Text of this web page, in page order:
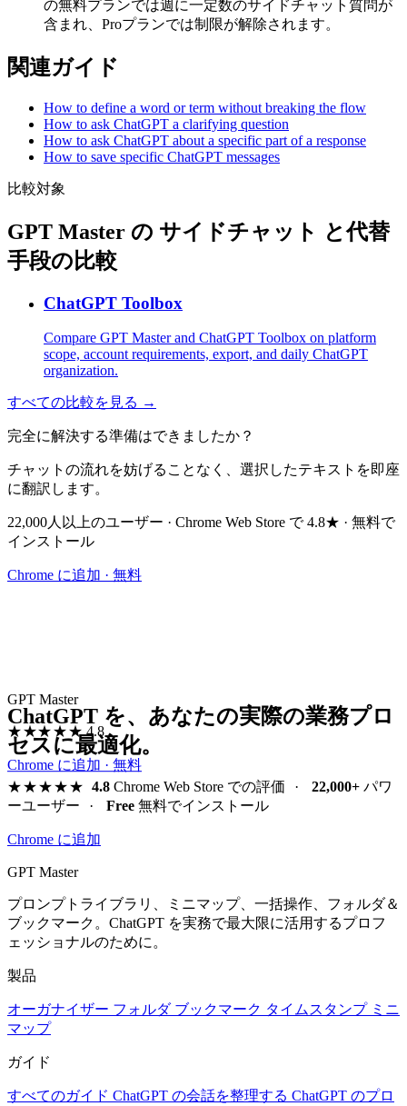
の無料プランでは週に一定数のサイドチャット質問が
含まれ、Proプランでは制限が解除されます。
関連ガイド
How to define a word or term without breaking the flow
How to ask ChatGPT a clarifying question
How to ask ChatGPT about a specific part of a response
How to save specific ChatGPT messages
比較対象
GPT Master の サイドチャット と代替
手段の比較
ChatGPT Toolbox
Compare GPT Master and ChatGPT Toolbox on platform
scope, account requirements, export, and daily ChatGPT
organization.
すべての比較を見る →
完全に解決する準備はできましたか？
チャットの流れを妨げることなく、選択したテキストを即座
に翻訳します。
22,000人以上のユーザー · Chrome Web Store で 4.8★ · 無料で
インストール
Chrome に追加 · 無料
GPT Master
★★★★★4.8
Chrome に追加 · 無料
ChatGPT を、あなたの実際の業務プロ
セスに最適化。
★★★★★ 4.8Chrome Web Store での評価 · 22,000+パワ
ーユーザー
· Free 無料でインストール
Chrome に追加
GPT Master
プロンプトライブラリ、ミニマップ、一括操作、フォルダ＆
ブックマーク。ChatGPT を実務で最大限に活用するプロフ
ェッショナルのために。
製品
オーガナイザー フォルダ ブックマーク タイムスタンプ ミニ
マップ
ガイド
すべてのガイド ChatGPT の会話を整理する ChatGPT のプロ